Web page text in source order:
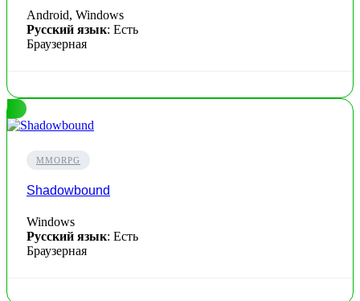
Android, Windows
Русский язык: Есть
Браузерная
MMORPG
Shadowbound
Windows
Русский язык: Есть
Браузерная